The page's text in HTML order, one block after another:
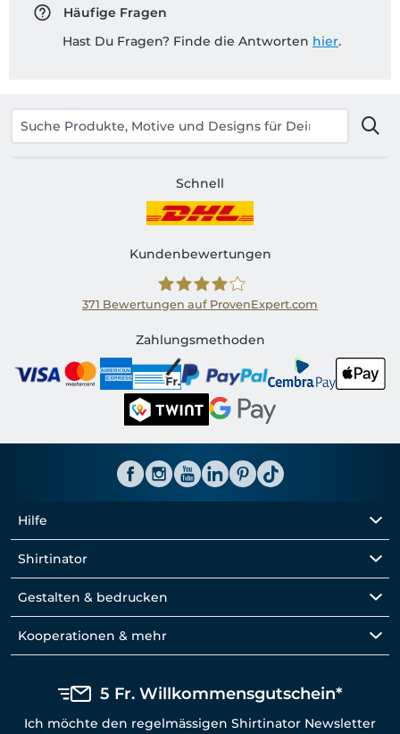
Häufige Fragen
Hast Du Fragen? Finde die Antworten hier.
Schnell
Kundenbewertungen
Shirtinator CH
371 Bewertungen auf ProvenExpert.com
Zahlungsmethoden
Hilfe
Shirtinator
Gestalten & bedrucken
Kooperationen & mehr
5 Fr. Willkommensgutschein*
Ich möchte den regelmässigen Shirtinator Newsletter